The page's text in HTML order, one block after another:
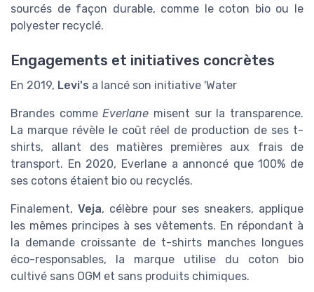
sourcés de façon durable, comme le coton bio ou le
polyester recyclé.
Engagements et initiatives concrètes
En 2019, Levi's a lancé son initiative 'Water
Brandes commeEverlane misent sur la transparence.
La marque révèle le coût réel de production de ses t-
shirts, allant des matières premières aux frais de
transport. En 2020, Everlane a annoncé que 100% de
ses cotons étaient bio ou recyclés.
Finalement, Veja, célèbre pour ses sneakers, applique
les mêmes principes à ses vêtements. En répondant à
la demande croissante de t-shirts manches longues
éco-responsables, la marque utilise du coton bio
cultivé sans OGM et sans produits chimiques.